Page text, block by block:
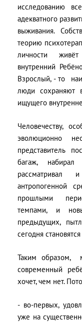
исследованию
адекватного
выживания.
теорию
личности
внутренний
Взрослый, - то
люди сохраняют
ищущего
Человечеству,
эволюционно
представитель
багаж,
рассматривал
антропогенной
прошлыми
темпами, и
предыдущих,
сегодня
Таким образом,
современный
хочет, чем нет.
- во-первых,
уже на